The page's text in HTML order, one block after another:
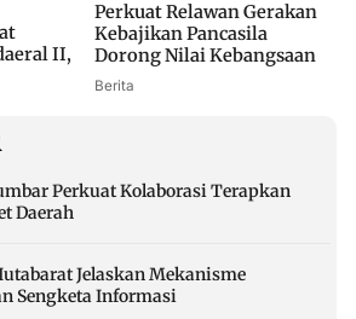
II,
Perkuat Relawan Gerakan
Kebajikan Pancasila
Dorong Nilai Kebangsaan
Berita
Perkuat Kolaborasi Terapkan
Daerah
Jelaskan Mekanisme
Sengketa Informasi